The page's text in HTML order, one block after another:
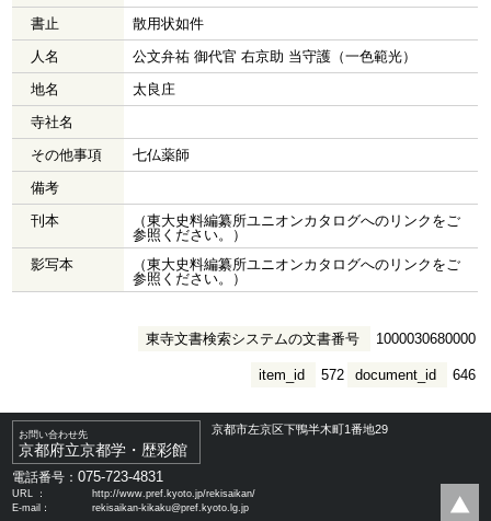
書止
散用状如件
人名
公文弁祐 御代官 右京助 当守護（一色範光）
地名
太良庄
寺社名
その他事項
七仏薬師
備考
刊本
（東大史料編纂所ユニオンカタログへのリンクをご
参照ください。）
影写本
（東大史料編纂所ユニオンカタログへのリンクをご
参照ください。）
東寺文書検索システムの文書番号 1000030680000
document_id 646
item_id 572
お問い合わせ先
京都府立京都学・歴彩館
京都市左京区下鴨半木町1番地29
電話番号：075-723-4831
URL ：
http://www.pref.kyoto.jp/rekisaikan/
E-mail：
rekisaikan-kikaku@pref.kyoto.lg.jp